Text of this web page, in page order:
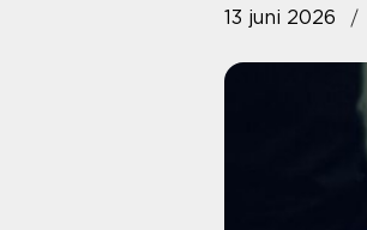
13 juni 2026